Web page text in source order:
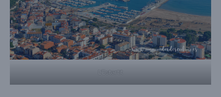
L’Estartit